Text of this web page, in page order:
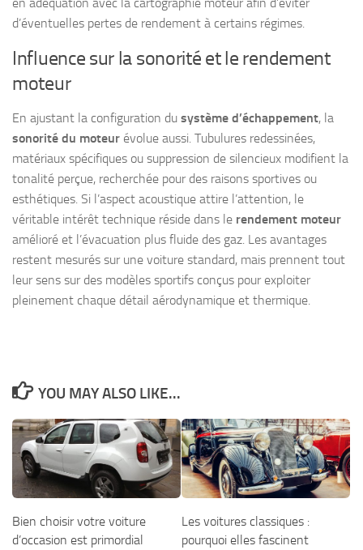
en adéquation avec la cartographie moteur afin d’éviter
d’éventuelles pertes de rendement à certains régimes.
Influence sur la sonorité et le rendement
moteur
En ajustant la configuration du système d’échappement, la
sonorité du moteur évolue aussi. Tubulures redessinées,
matériaux spécifiques ou suppression de silencieux modifient la
tonalité perçue, recherchée pour des raisons sportives ou
esthétiques. Si l’aspect acoustique attire l’attention, le
véritable intérêt technique réside dans le rendement moteur
amélioré et l’évacuation plus fluide des gaz. Les avantages
restent mesurés sur une voiture standard, mais prennent tout
leur sens sur des modèles sportifs conçus pour exploiter
pleinement chaque détail aérodynamique et thermique.
YOU MAY ALSO LIKE...
Bien choisir votre voiture
d’occasion est primordial
Les voitures classiques :
pourquoi elles fascinent